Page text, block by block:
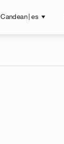
Candean | es